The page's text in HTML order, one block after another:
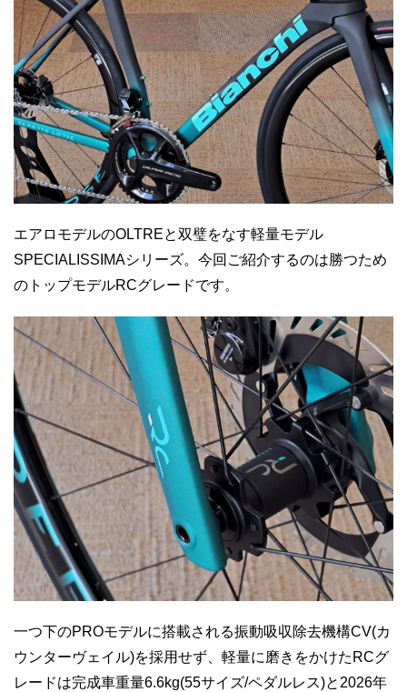
エアロモデルのOLTREと双璧をなす軽量モデル
SPECIALISSIMAシリーズ。今回ご紹介するのは勝つため
のトップモデルRCグレードです。
一つ下のPROモデルに搭載される振動吸収除去機構CV(カ
ウンターヴェイル)を採用せず、軽量に磨きをかけたRCグ
レードは完成車重量6.6kg(55サイズ/ペダルレス)と2026年